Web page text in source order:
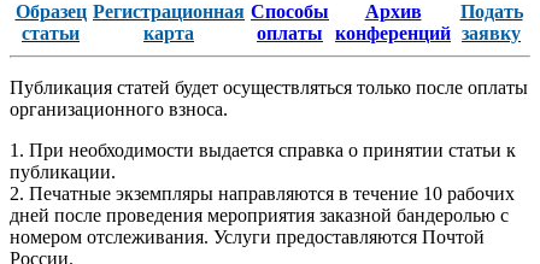
Образец
статьи
Регистрационная
карта
Способы
оплаты
Архив
конференций
Подать
заявку
Публикация статей будет осуществляться только после оплаты
организационного взноса.
1. При необходимости выдается справка о принятии статьи к
публикации.
2. Печатные экземпляры направляются в течение 10 рабочих
дней после проведения мероприятия заказной бандеролью с
номером отслеживания. Услуги предоставляются Почтой
России.